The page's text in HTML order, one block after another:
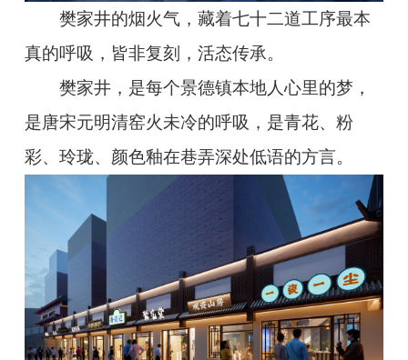
樊家井的烟火气，藏着七十二道工序最本
真的呼吸，皆非复刻，活态传承。
樊家井，是每个景德镇本地人心里的梦，
是唐宋元明清窑火未冷的呼吸，是青花、粉
彩、玲珑、颜色釉在巷弄深处低语的方言。